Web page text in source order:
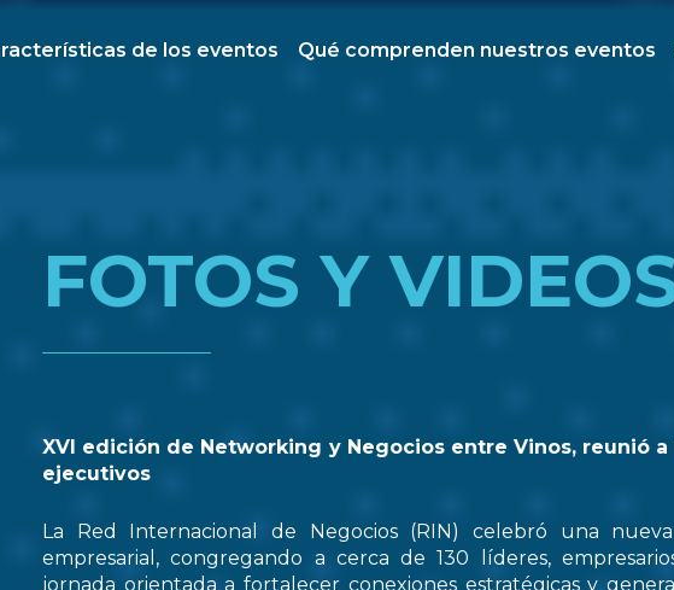
de los eventos Qué comprenden nuestros eventos
FOTOS Y
XVI edición de Networking y Negocios entre Vinos, reunió a
ejecutivos
La Red Internacional de Negocios (RIN) celebró una
empresarial, congregando a cerca de 130 líderes,
jornada orientada a fortalecer conexiones estratégicas y